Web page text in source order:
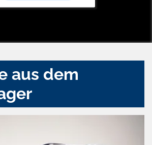
aus dem